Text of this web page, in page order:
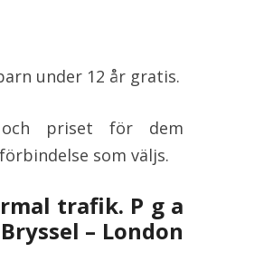
under 12 år gratis.
och priset för dem
som väljs.
trafik. P g a
– London